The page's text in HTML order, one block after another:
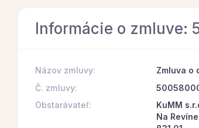
Informácie o zmluve:
Názov zmluvy:
Zmluva o
Č. zmluvy:
Obstarávateľ:
KuMM
Na